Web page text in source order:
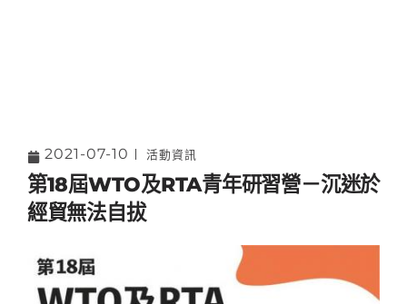
2021-07-10 活動資訊
第18屆WTO及RTA青年研習營－沉迷於
經貿無法自拔